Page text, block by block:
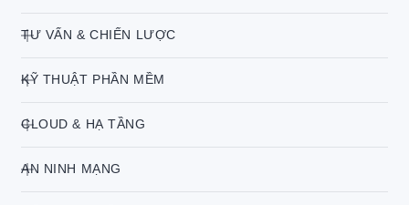
TƯ VẤN & CHIẾN LƯỢC
KỸ THUẬT PHẦN MỀM
CLOUD & HẠ TẦNG
AN NINH MẠNG